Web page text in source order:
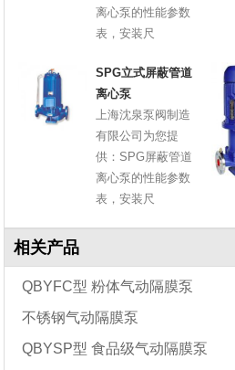
离心泵的性能参数
表，安装尺
SPG立式屏蔽管道
离心泵
上海沈泉泵阀制造
有限公司为您提
供：SPG屏蔽管道
离心泵的性能参数
表，安装尺
相关产品
QBYFC型 粉体气动隔膜泵
不锈钢气动隔膜泵
QBYSP型 食品级气动隔膜泵